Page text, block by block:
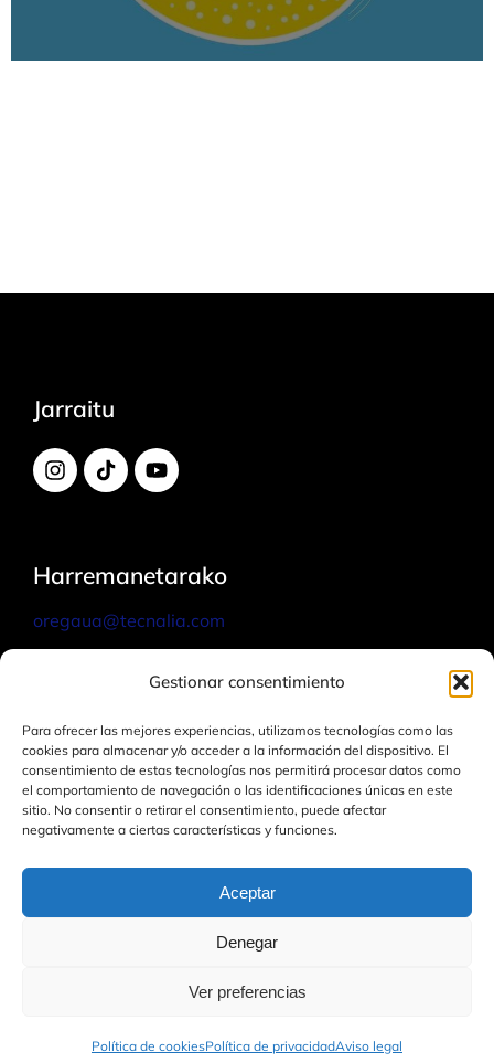
Gestionar consentimiento
Para ofrecer las mejores experiencias, utilizamos tecnologías como las
cookies para almacenar y/o acceder a la información del dispositivo. El
consentimiento de estas tecnologías nos permitirá procesar datos como
el comportamiento de navegación o las identificaciones únicas en este
sitio. No consentir o retirar el consentimiento, puede afectar
negativamente a ciertas características y funciones.
Aceptar
Denegar
Ver preferencias
Política de cookiesPolítica de privacidadAviso legal
Jarraitu
Harremanetarako
oregaua@tecnalia.com
Jarri harremanetan gurekin
Europar Batasunarenak edo Europako Ikerketa Agentzia Exekutiboarenak
(REA). Ez Europar Batasuna ez REA ezin dira haien erantzuletzat hartu
ORE4CITIZENS osatzen duten erakundeen proiektua, 2024ko eta 2025eko
Pribatutasun politika|Lege-oharra |Cookie-politika